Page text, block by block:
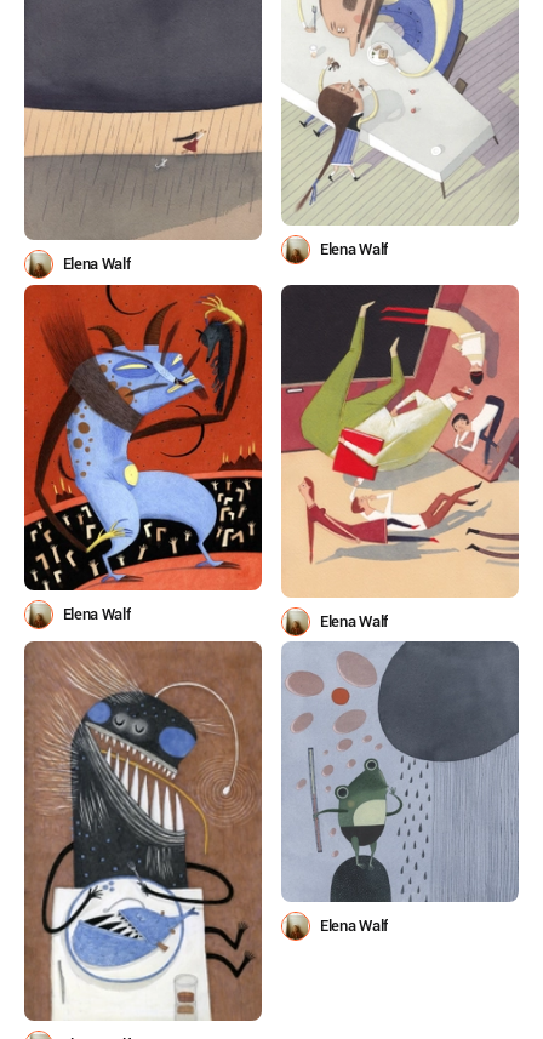
Elena Walf
Elena Walf
Elena Walf Elena Walf
Elena Walf